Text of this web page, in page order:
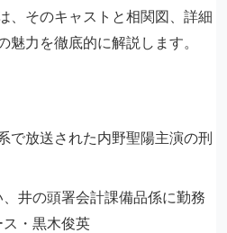
、そのキャストと相関図、詳細
魅力を徹底的に解説します。
で放送された内野聖陽主演の刑
井の頭署会計課備品係に勤務
・黒木俊英